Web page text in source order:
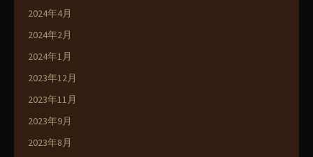
2024年4月
2024年2月
2024年1月
2023年12月
2023年11月
2023年9月
2023年8月